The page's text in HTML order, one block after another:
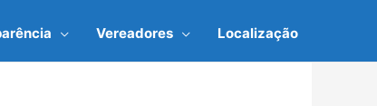
Vereadores Localização